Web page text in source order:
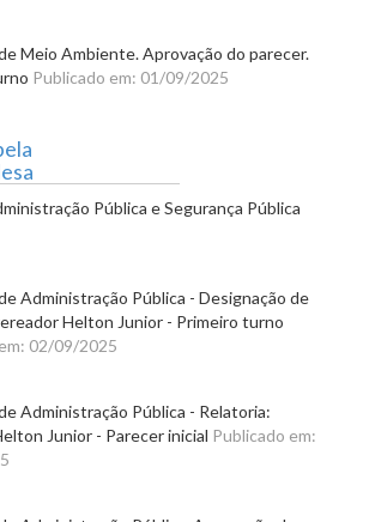
Meio Ambiente. Aprovação do parecer.
Publicado em: 01/09/2025
Pública e Segurança Pública
Administração Pública - Designação de
Helton Junior - Primeiro turno
02/09/2025
Administração Pública - Relatoria:
Junior - Parecer inicial Publicado em: